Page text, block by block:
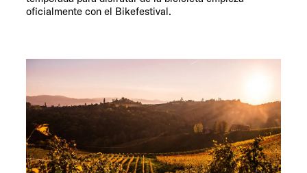
oficialmente con el Bikefestival.